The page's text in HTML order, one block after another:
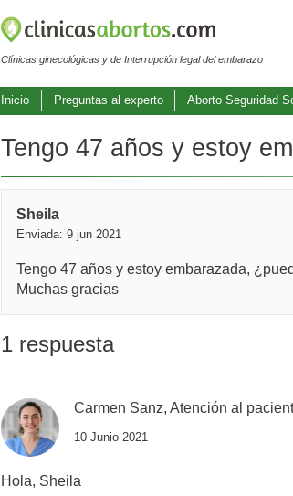
Clínicas ginecológicas y de Interrupción legal del embarazo
Inicio Preguntas al experto Aborto Seguridad
Tengo 47 años y estoy
Sheila
Enviada: 9 jun 2021
Tengo 47 años y estoy embarazada,
Muchas gracias
1 respuesta
Carmen Sanz, Atención al
10 Junio 2021
Hola, Sheila